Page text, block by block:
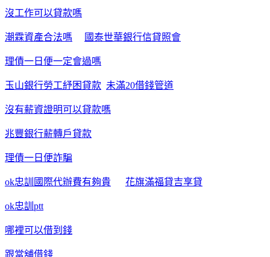
沒工作可以貸款嗎
潮霖資產合法嗎 國泰世華銀行信貸照會
理債一日便一定會過嗎
玉山銀行勞工紓困貸款 未滿20借錢管道
沒有薪資證明可以貸款嗎
兆豐銀行薪轉戶貸款
理債一日便詐騙
ok忠訓國際代辦費有夠貴 花旗滿福貸吉享貸
ok忠訓ptt
哪裡可以借到錢
跟當舖借錢